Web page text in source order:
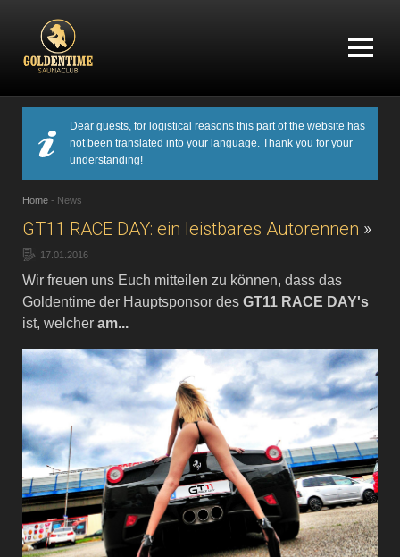
Dear guests, for logistical reasons this part of the website has
not been translated into your language. Thank you for your
understanding!
Home - News
GT11 RACE DAY: ein leistbares Autorennen »
17.01.2016
Wir freuen uns Euch mitteilen zu können, dass das
Goldentime der Hauptsponsor des GT11 RACE DAY's
ist, welcher am...